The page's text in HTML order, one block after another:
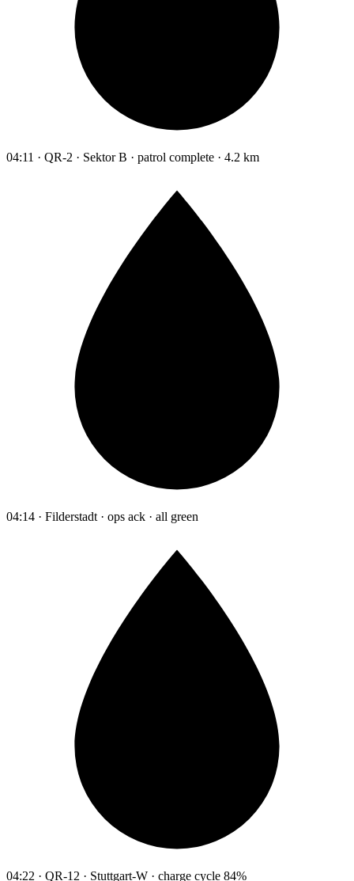
04:11 · QR-2 · Sektor B · patrol complete · 4.2 km
04:14 · Filderstadt · ops ack · all green
04:22 · QR-12 · Stuttgart-W · charge cycle 84%